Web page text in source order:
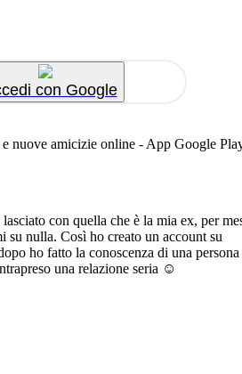
con Google
nuove amicizie online - App Google
con quella che è la mia ex, per
su nulla. Così ho creato un account su
ho fatto la conoscenza di una persona
una relazione seria ☺️